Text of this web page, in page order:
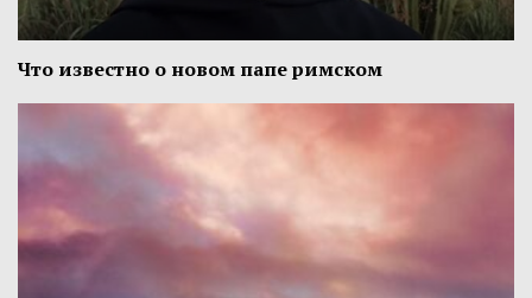
Что известно о новом папе римском